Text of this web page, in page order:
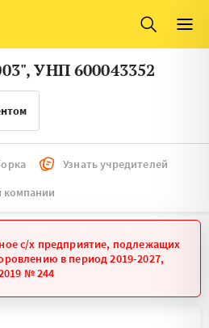
Литва
УНП 600043352
Узнать учредителей
компании
с/х предприятие, подлежащих
в период 2019-2027,
№ 244